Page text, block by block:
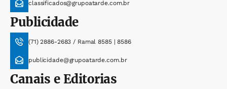
classificados@grupoatarde.com.br
Publicidade
(71) 2886-2683 / Ramal 8585 | 8586
publicidade@grupoatarde.com.br
Canais e Editorias